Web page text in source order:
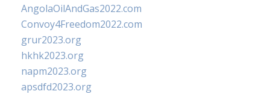
AngolaOilAndGas2022.com
Convoy4Freedom2022.com
grur2023.org
hkhk2023.org
napm2023.org
apsdfd2023.org